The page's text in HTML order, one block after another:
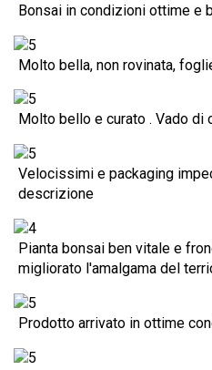
Bonsai in condizioni ottime e
Molto bella, non rovinata,
Molto bello e curato . Vado di
Velocissimi e packaging
descrizione
Pianta bonsai ben vitale e
migliorato l'amalgama del
Prodotto arrivato in ottime